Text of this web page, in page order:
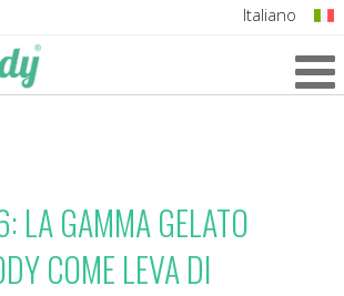
Italiano
LA GAMMA GELATO
COME LEVA DI